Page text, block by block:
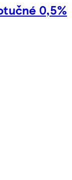
0,5%